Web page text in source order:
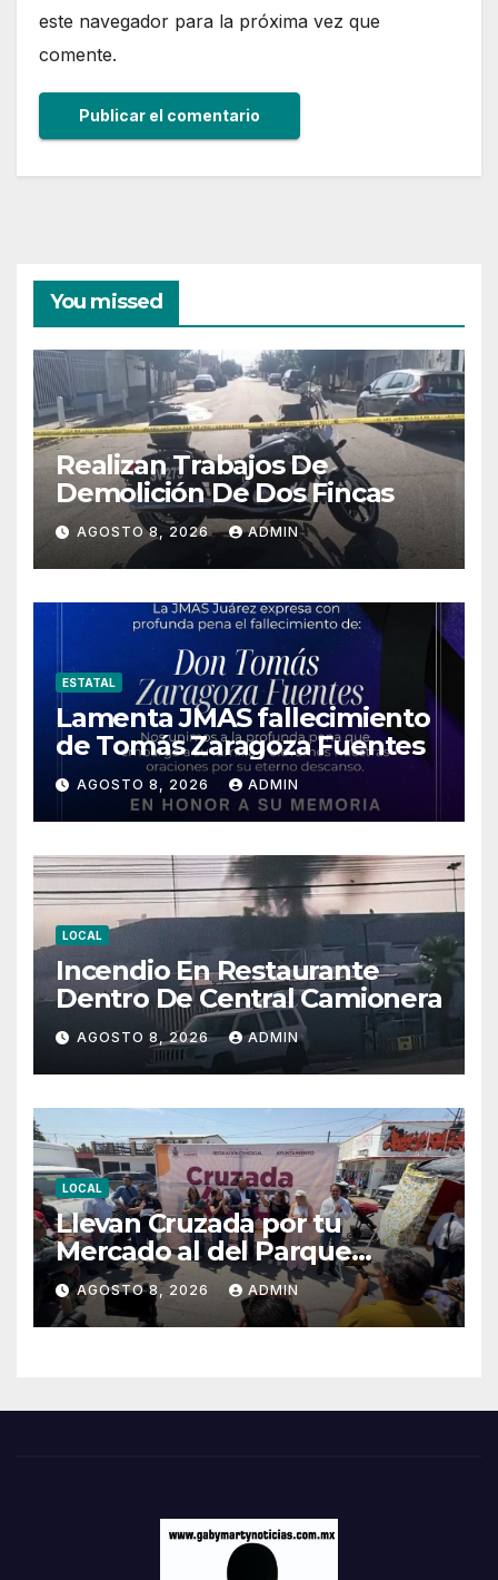
este navegador para la próxima vez que
comente.
You missed
Realizan Trabajos De
Demolición De Dos Fincas
AGOSTO 8, 2026 ADMIN
ESTATAL
Lamenta JMAS fallecimiento
de Tomás Zaragoza Fuentes
AGOSTO 8, 2026 ADMIN
LOCAL
Incendio En Restaurante
Dentro De Central Camionera
AGOSTO 8, 2026 ADMIN
LOCAL
Llevan Cruzada por tu
Mercado al del Parque
Hidalgo
AGOSTO 8, 2026 ADMIN